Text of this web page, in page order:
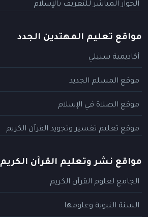
الحوار المباشر للتعريف بالإسلام
مواقع تعليم المهتدين الجدد
أكاديمية سبيلي
موقع المسلم الجديد
موقع الصلاة في الإسلام
موقع تعليم تفسير وتجويد القرآن الكريم
مواقع نشر وتعليم القرآن الكريم
الجامع لعلوم القرآن الكريم
السنة النبوية وعلومها